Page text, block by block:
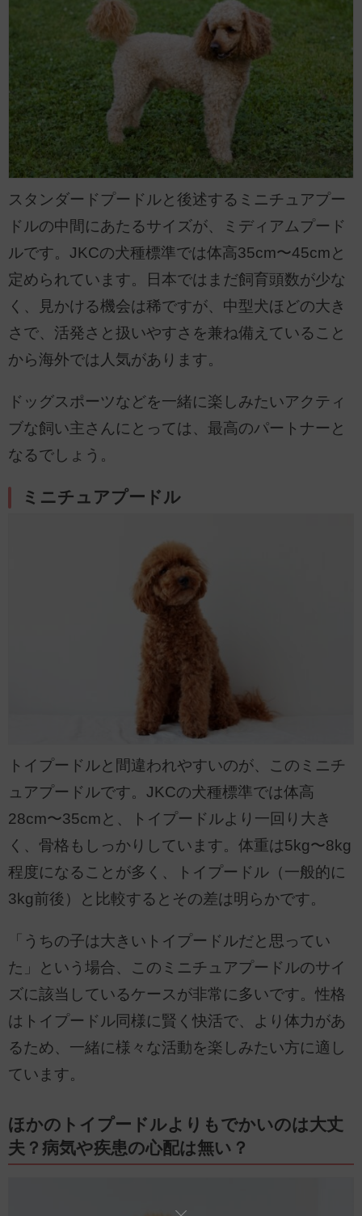
スタンダードプードルと後述するミニチュアプー
ドルの中間にあたるサイズが、ミディアムプード
ルです。JKCの犬種標準では体高35cm〜45cmと
定められています。日本ではまだ飼育頭数が少な
く、見かける機会は稀ですが、中型犬ほどの大き
さで、活発さと扱いやすさを兼ね備えていること
から海外では人気があります。
ドッグスポーツなどを一緒に楽しみたいアクティ
ブな飼い主さんにとっては、最高のパートナーと
なるでしょう。
ミニチュアプードル
トイプードルと間違われやすいのが、このミニチ
ュアプードルです。JKCの犬種標準では体高
28cm〜35cmと、トイプードルより一回り大き
く、骨格もしっかりしています。体重は5kg〜8kg
程度になることが多く、トイプードル（一般的に
3kg前後）と比較するとその差は明らかです。
「うちの子は大きいトイプードルだと思ってい
た」という場合、このミニチュアプードルのサイ
ズに該当しているケースが非常に多いです。性格
はトイプードル同様に賢く快活で、より体力があ
るため、一緒に様々な活動を楽しみたい方に適し
ています。
ほかのトイプードルよりもでかいのは大丈
夫？病気や疾患の心配は無い？